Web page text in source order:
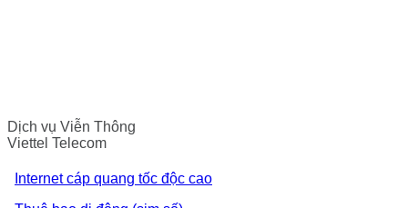
Dịch vụ Viễn Thông
Viettel Telecom
Internet cáp quang tốc độc cao